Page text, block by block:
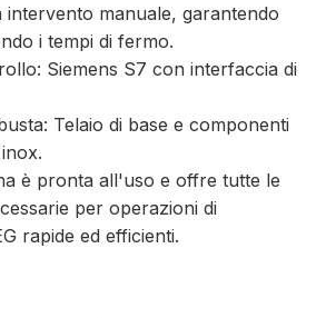
intervento manuale, garantendo
i tempi di fermo.
Siemens S7 con interfaccia di
Telaio di base e componenti
è pronta all'uso e offre tutte le
per operazioni di
rapide ed efficienti.